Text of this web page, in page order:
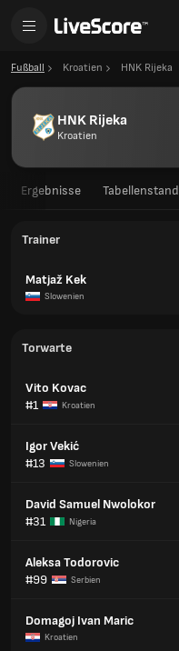
Fußball Kroatien HNK Rijeka
HNK Rijeka
Kroatien
Ergebnisse Tabellenstand
Trainer
Matjaž Kek
Slowenien
Torwarte
Vito Kovac
#1
Kroatien
Igor Vekić
#13
Slowenien
David Samuel Nwolokor
#31
Nigeria
Aleksa Todorovic
#99
Serbien
Domagoj Ivan Maric
Kroatien